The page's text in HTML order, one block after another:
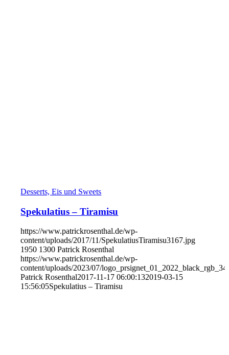
Desserts, Eis und Sweets
Spekulatius – Tiramisu
https://www.patrickrosenthal.de/wp-
content/uploads/2017/11/SpekulatiusTiramisu3167.jpg
1950 1300 Patrick Rosenthal
https://www.patrickrosenthal.de/wp-
content/uploads/2023/07/
Patrick Rosenthal2017-11-17 06:00:132019-03-15
15:56:05Spekulatius – Tiramisu